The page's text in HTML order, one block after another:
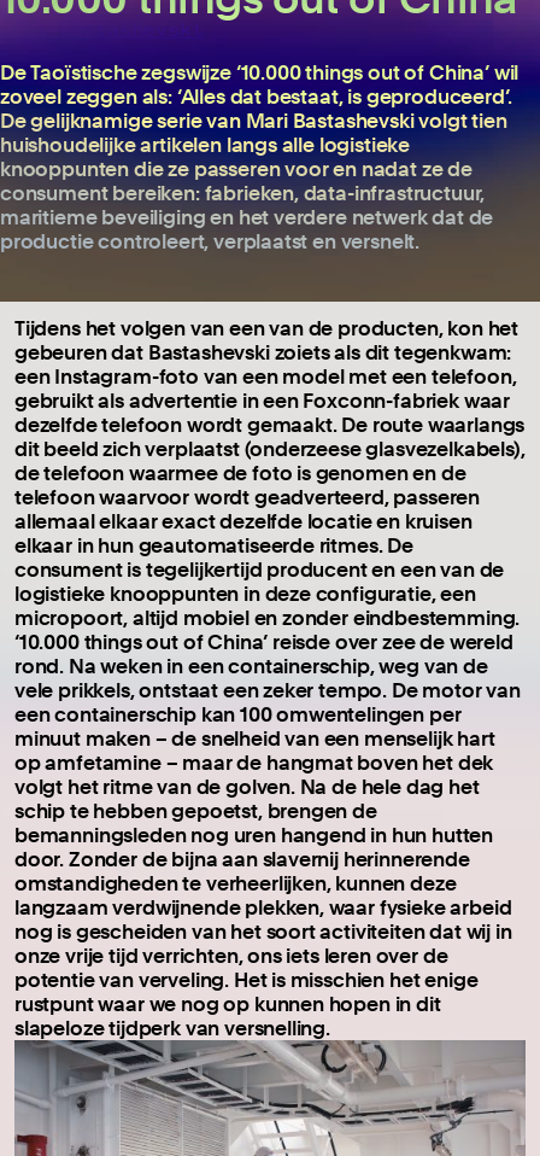
Mari Bastashevski
De Taoïstische zegswijze ‘10.000 things out of China’ wil
zoveel zeggen als: ‘Alles dat bestaat, is geproduceerd’.
De gelijknamige serie van Mari Bastashevski volgt tien
huishoudelijke artikelen langs alle logistieke
knooppunten die ze passeren voor en nadat ze de
consument bereiken: fabrieken, data-infrastructuur,
maritieme beveiliging en het verdere netwerk dat de
productie controleert, verplaatst en versnelt.
Tijdens het volgen van een van de producten, kon het
gebeuren dat Bastashevski zoiets als dit tegenkwam:
een Instagram-foto van een model met een telefoon,
gebruikt als advertentie in eenFoxconn-fabriek waar
dezelfde telefoon wordt gemaakt. De route waarlangs
dit beeld zich verplaatst (onderzeese glasvezelkabels),
de telefoon waarmee de foto is genomen en de
telefoon waarvoor wordt geadverteerd, passeren
allemaal elkaar exact dezelfde locatie en kruisen
elkaar in hun geautomatiseerde ritmes. De
consument is tegelijkertijd producent en een van de
logistieke knooppunten in deze configuratie, een
micropoort, altijd mobiel en zonder eindbestemming.
‘10.000 things out of China’ reisde over zee de wereld
rond. Na weken in een containerschip, weg van de
vele prikkels, ontstaat een zeker tempo. De motor van
een containerschip kan 100 omwentelingen per
minuut maken – de snelheid van een menselijk hart
op amfetamine – maar de hangmat boven het dek
volgt het ritme van de golven. Na de hele dag het
schip te hebben gepoetst, brengen de
bemanningsleden nog uren hangend in hun hutten
door. Zonder de bijna aan slavernij herinnerende
omstandigheden te verheerlijken, kunnen deze
langzaam verdwijnende plekken, waar fysieke arbeid
nog is gescheiden van het soort activiteiten dat wij in
onze vrije tijd verrichten, ons iets leren over de
potentie van verveling. Het is misschien het enige
rustpunt waar we nog op kunnen hopen in dit
slapeloze tijdperk van versnelling.